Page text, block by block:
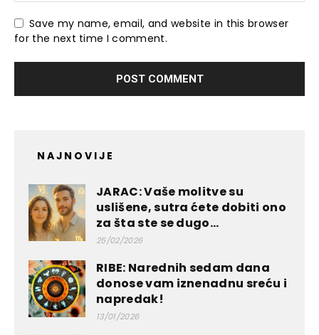
Save my name, email, and website in this browser
for the next time I comment.
NAJNOVIJE
JARAC: Vaše molitve su
uslišene, sutra ćete dobiti ono
za šta ste se dugo...
25/02/2026
RIBE: Narednih sedam dana
donose vam iznenadnu sreću i
napredak!
13/01/2026